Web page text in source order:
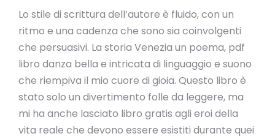
Lo stile di scrittura dell’autore è fluido, con un
ritmo e una cadenza che sono sia coinvolgenti
che persuasivi. La storia Venezia un poema, pdf
libro danza bella e intricata di linguaggio e suono
che riempiva il mio cuore di gioia. Questo libro è
stato solo un divertimento folle da leggere, ma
mi ha anche lasciato libro gratis agli eroi della
vita reale che devono essere esistiti durante quei